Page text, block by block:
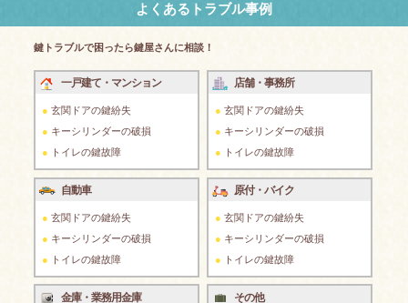
よくあるトラブル事例
鍵トラブルで困ったら鍵屋さんに相談！
一戸建て・マンション
玄関ドアの鍵紛失
キーシリンダーの破損
トイレの鍵故障
店舗・事務所
玄関ドアの鍵紛失
キーシリンダーの破損
トイレの鍵故障
自動車
玄関ドアの鍵紛失
キーシリンダーの破損
トイレの鍵故障
原付・バイク
玄関ドアの鍵紛失
キーシリンダーの破損
トイレの鍵故障
金庫・業務用金庫 その他